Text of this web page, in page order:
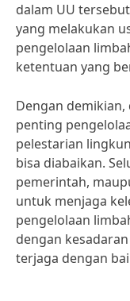
dalam UU
yang melakukan
pengelolaan
ketentuan yang
Dengan
penting
pelestarian
bisa diabaikan.
pemerintah,
untuk menjaga
pengelolaan
dengan
terjaga dengan